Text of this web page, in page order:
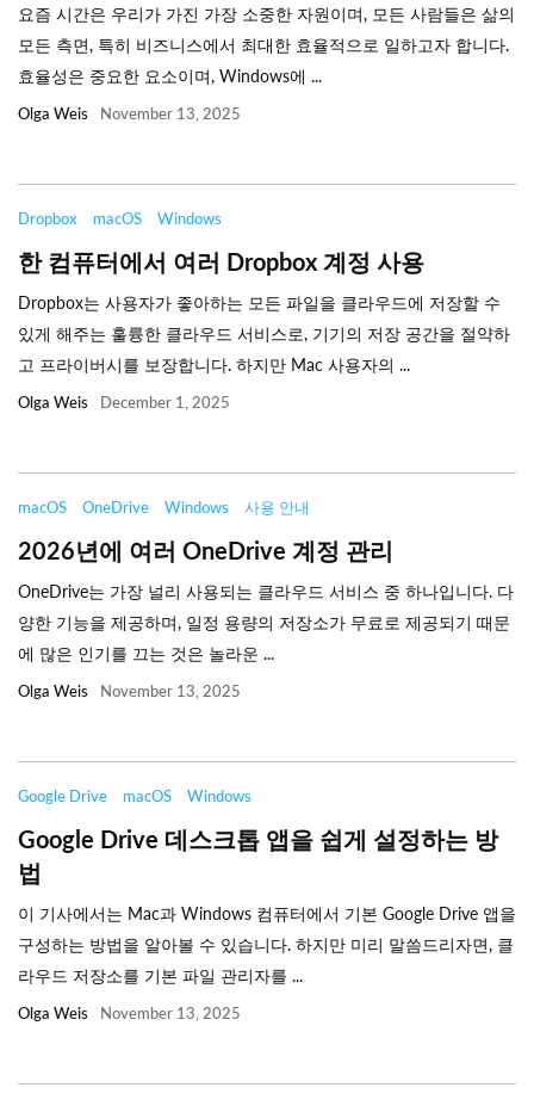
요즘 시간은 우리가 가진 가장 소중한 자원이며, 모든 사람들은 삶의
모든 측면, 특히 비즈니스에서 최대한 효율적으로 일하고자 합니다.
효율성은 중요한 요소이며, Windows에 ...
Olga Weis November 13, 2025
Dropbox macOS Windows
한 컴퓨터에서 여러 Dropbox 계정 사용
Dropbox는 사용자가 좋아하는 모든 파일을 클라우드에 저장할 수
있게 해주는 훌륭한 클라우드 서비스로, 기기의 저장 공간을 절약하
고 프라이버시를 보장합니다. 하지만 Mac 사용자의 ...
Olga Weis December 1, 2025
macOS OneDrive Windows 사용 안내
2026년에 여러 OneDrive 계정 관리
OneDrive는 가장 널리 사용되는 클라우드 서비스 중 하나입니다. 다
양한 기능을 제공하며, 일정 용량의 저장소가 무료로 제공되기 때문
에 많은 인기를 끄는 것은 놀라운 ...
Olga Weis November 13, 2025
Google Drive macOS Windows
Google Drive 데스크톱 앱을 쉽게 설정하는 방
법
이 기사에서는 Mac과 Windows 컴퓨터에서 기본 Google Drive 앱을
구성하는 방법을 알아볼 수 있습니다. 하지만 미리 말씀드리자면, 클
라우드 저장소를 기본 파일 관리자를 ...
Olga Weis November 13, 2025